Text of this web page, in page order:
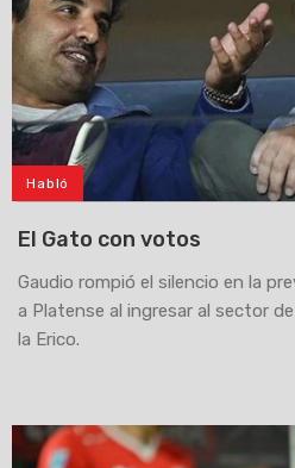
Habló
El Gato con votos
Gaudio rompió el silencio en la
a Platense al ingresar al sector
la Erico.